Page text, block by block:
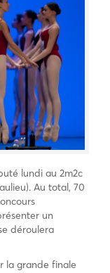
lundi au 2m2c
Au total, 70
un
déroulera
la grande finale